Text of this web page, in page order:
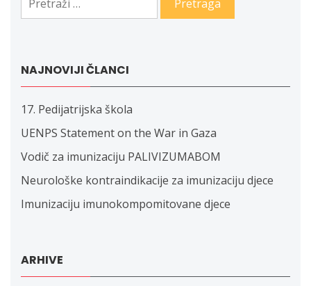
NAJNOVIJI ČLANCI
17. Pedijatrijska škola
UENPS Statement on the War in Gaza
Vodič za imunizaciju PALIVIZUMABOM
Neurološke kontraindikacije za imunizaciju djece
Imunizaciju imunokompomitovane djece
ARHIVE